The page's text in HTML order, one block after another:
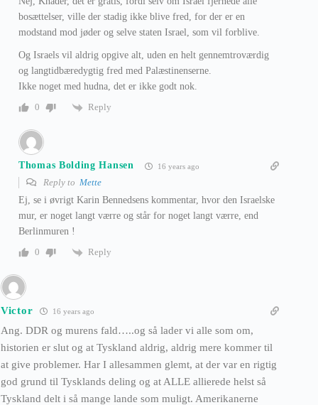
bosættelser, ville der stadig ikke blive fred, for der er en
modstand mod jøder og selve staten Israel, som vil forblive.
Og Israels vil aldrig opgive alt, uden en helt gennemtroværdig
og langtidbæredygtig fred med Palæstinenserne.
Ikke noget med hudna, det er ikke godt nok.
0
Reply
Thomas Bolding Hansen 16 years ago
Reply to Mette
Ej, se i øvrigt Karin Bennedsens kommentar, hvor den Israelske
mur, er noget langt værre og står for noget langt værre, end
Berlinmuren !
0
Reply
Victor 16 years ago
Ang. DDR og murens fald…..og så lader vi alle som om,
historien er slut og at Tyskland aldrig, aldrig mere kommer til
at give problemer. Har I allesammen glemt, at der var en rigtig
god grund til Tysklands deling og at ALLE allierede helst så
Tyskland delt i så mange lande som muligt. Amerikanerne